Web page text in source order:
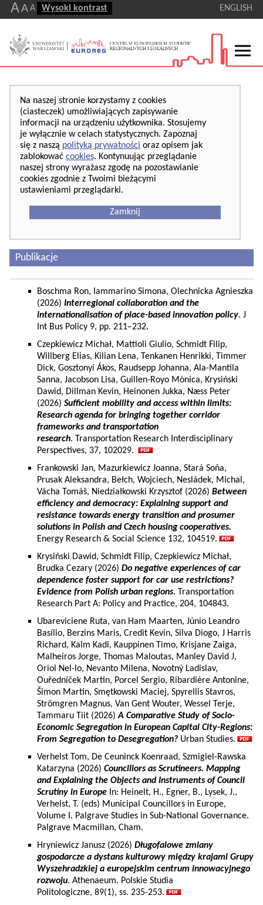
AA A Wysoki kontrast ENGLISH
Na naszej stronie korzystamy z cookies
(ciasteczek) umożliwiających zapisywanie
informacji na urządzeniu użytkownika. Stosujemy
je wyłącznie w celach statystycznych. Zapoznaj
się z naszą polityką prywatności oraz opisem jak
zablokować cookies. Kontynuując przeglądanie
naszej strony wyrażasz zgodę na pozostawianie
cookies zgodnie z Twoimi bieżącymi
ustawieniami przeglądarki.
Zamknij
Publikacje
Boschma Ron, Iammarino Simona, Olechnicka Agnieszka
(2026) Interregional collaboration and the
internationalisation of place-based innovation policy. J
Int Bus Policy 9, pp. 211–232.
Czepkiewicz Michał, Mattioli Giulio, Schmidt Filip,
Willberg Elias, Kilian Lena, Tenkanen Henrikki, Timmer
Dick, Gosztonyi Ákos, Raudsepp Johanna, Ala-Mantila
Sanna, Jacobson Lisa, Guillen-Royo Mònica, Krysiński
Dawid, Dillman Kevin, Heinonen Jukka, Næss Peter
(2026) Sufficient mobility and access within limits:
Research agenda for bringing together corridor
frameworks and transportation
research. Transportation Research Interdisciplinary
Perspectives, 37, 102029.
Frankowski Jan, Mazurkiewicz Joanna, Stará Soňa,
Prusak Aleksandra, Bełch, Wojciech, Nesládek, Michal,
Vácha Tomáš, Niedziałkowski Krzysztof (2026) Between
efficiency and democracy: Explaining support and
resistance towards energy transition and prosumer
solutions in Polish and Czech housing cooperatives.
Energy Research & Social Science 132, 104519.
Krysiński Dawid, Schmidt Filip, Czepkiewicz Michał,
Brudka Cezary (2026) Do negative experiences of car
dependence foster support for car use restrictions?
Evidence from Polish urban regions. Transportation
Research Part A: Policy and Practice, 204, 104843.
Ubareviciene Ruta, van Ham Maarten, Júnio Leandro
Basílio, Berzins Maris, Credit Kevin, Silva Diogo, J Harris
Richard, Kalm Kadi, Kauppinen Timo, Krisjane Zaiga,
Malheiros Jorge, Thomas Maloutas, Manley David J,
Oriol Nel-lo, Nevanto Milena, Novotný Ladislav,
Ouředníček Martin, Porcel Sergio, Ribardière Antonine,
Šimon Martin, Smętkowski Maciej, Spyrellis Stavros,
Strömgren Magnus, Van Gent Wouter, Wessel Terje,
Tammaru Tiit (2026)A Comparative Study of Socio-
Economic Segregation in European Capital City-Regions:
From Segregation to Desegregation? Urban Studies.
Verhelst Tom, De Ceuninck Koenraad, Szmigiel-Rawska
Katarzyna (2026) Councillors as Scrutineers. Mapping
and Explaining the Objects and Instruments of Council
Scrutiny in Europe In: Heinelt, H., Egner, B., Lysek, J.,
Verhelst, T. (eds) Municipal Councillors in Europe,
Volume I. Palgrave Studies in Sub-National Governance.
Palgrave Macmillan, Cham.
Hryniewicz Janusz (2026) Długofalowe zmiany
gospodarcze a dystans kulturowy między krajami Grupy
Wyszehradzkiej a europejskim centrum innowacyjnego
rozwoju. Athenaeum. Polskie Studia
Politologiczne, 89(1), ss. 235-253.